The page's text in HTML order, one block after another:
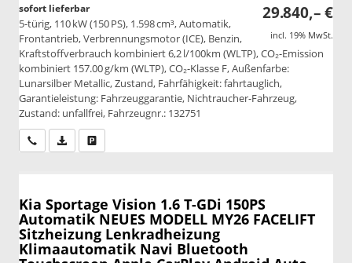
29.840,– €
incl. 19% MwSt.
sofort lieferbar
5-türig, 110 kW (150 PS), 1.598 cm³, Automatik,
Frontantrieb, Verbrennungsmotor (ICE), Benzin,
Kraftstoffverbrauch kombiniert 6,2 l/100km (WLTP), CO₂-Emission
kombiniert 157.00 g/km (WLTP), CO₂-Klasse F, Außenfarbe:
Lunarsilber Metallic, Zustand, Fahrfähigkeit: fahrtauglich,
Garantieleistung: Fahrzeuggarantie, Nichtraucher-Fahrzeug,
Zustand: unfallfrei, Fahrzeugnr.: 132751
Wir rufen Sie anPDF-Datei, Fahrzeugexposé drucken
Kia Sportage Vision 1.6 T-GDi 150PS
Automatik NEUES MODELL MY26 FACELIFT
Sitzheizung Lenkradheizung
Klimaautomatik Navi Bluetooth